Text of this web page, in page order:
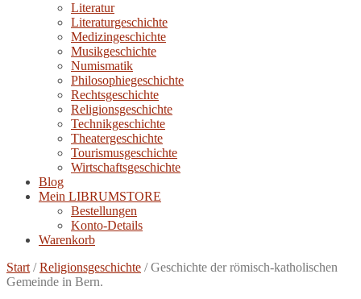
Literatur
Literaturgeschichte
Medizingeschichte
Musikgeschichte
Numismatik
Philosophiegeschichte
Rechtsgeschichte
Religionsgeschichte
Technikgeschichte
Theatergeschichte
Tourismusgeschichte
Wirtschaftsgeschichte
Blog
Mein LIBRUMSTORE
Bestellungen
Konto-Details
Warenkorb
Start /Religionsgeschichte /Geschichte der römisch-katholischen
Gemeinde in Bern.